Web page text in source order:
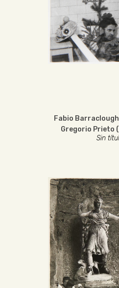
Fabio
Gregorio Prieto
Sin